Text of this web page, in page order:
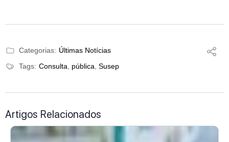
Categorias: Últimas Notícias
Tags: Consulta, pública, Susep
Artigos Relacionados